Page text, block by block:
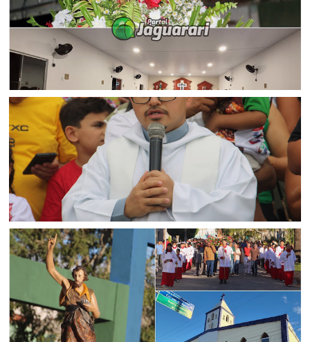
JAGUARARI
Fiéis do Bairro Odilon Gonçalves em Jaguarari encerram
Festa de São Cristóvão com fé e devoção
BAHIA
Padre Éricson Ribeiro deixa a Paróquia de Jaguarari para
assumir a de Nordestina